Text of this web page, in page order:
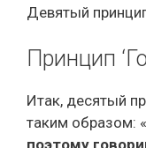
Девятый
Принцип
Итак, десятый
таким образом: «